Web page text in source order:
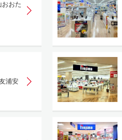
おた
浦安